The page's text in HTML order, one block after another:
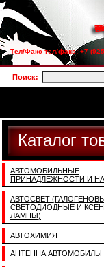
Тел/Факс тел/факс: +7
Поиск:
Каталог
АВТОМОБИЛЬНЫЕ
ПРИНАДЛЕЖНОСТИ И
АВТОСВЕТ
СВЕТОДИОДНЫЕ И
ЛАМПЫ)
АВТОХИМИЯ
АНТЕННА